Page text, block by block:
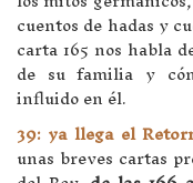
cuentos de hadas y
carta 165 nos habla
de su familia y
influido en él.
39: ya llega el
unas breves cartas